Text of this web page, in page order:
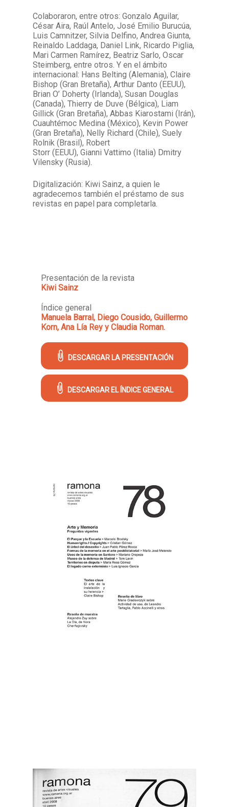
Colaboraron, entre otros: Gonzalo Aguilar,
César Aira, Raúl Antelo, José Emilio Burucúa,
Luis Camnitzer, Silvia Delfino, Andrea Giunta,
Reinaldo Laddaga, Daniel Link, Ricardo Piglia,
Mari Carmen Ramírez, Beatriz Sarlo, Oscar
Steimberg, entre otros. Y en el ámbito
internacional: Hans Belting (Alemania), Claire
Bishop (Gran Bretaña), Arthur Danto (EEUU),
Brian O’ Doherty (Irlanda), Susan Douglas
(Canada), Thierry de Duve (Bélgica), Liam
Gillick (Gran Bretaña), Abbas Kiarostami (Irán),
Cuauhtémoc Medina (México), Kevin Power
(Gran Bretaña), Nelly Richard (Chile), Suely
Rolnik (Brasil), Robert
Storr (EEUU), Gianni Vattimo (Italia) Dmitry
Vilensky (Rusia).
Digitalización: Kiwi Sainz, a quien le
agradecemos también el préstamo de sus
revistas en papel para completarla.
Presentación de la revista
Kiwi Sainz
Índice general
Manuela Barral, Diego Cousido, Guillermo
Korn, Ana Lía Rey y Claudia Roman.
DESCARGAR LA PRESENTACIÓN
DESCARGAR EL ÍNDICE GENERAL